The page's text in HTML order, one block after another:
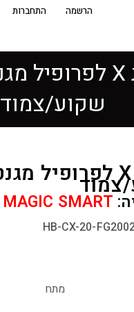
הרשמה התחברות
שקוע/צמוד
צמוד
MAGIC SMART
מתח